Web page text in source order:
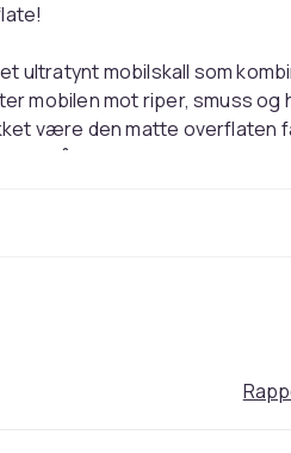
ultratynt mobilskall som
mobilen mot riper, smuss og
være den matte overflaten
av hånden, samtidig som
og hodetelefoner kan du